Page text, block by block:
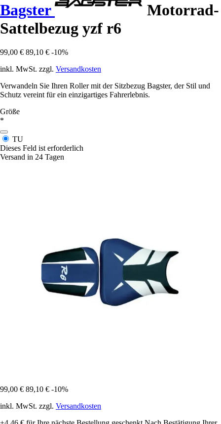
Bagster
Motorrad-
Sattelbezug yzf r6
99,00 € 89,10 € -10%
inkl. MwSt. zzgl. Versandkosten
Verwandeln Sie Ihren Roller mit der Sitzbezug Bagster, der Stil und
Schutz vereint für ein einzigartiges Fahrerlebnis.
Größe
*
TU
Dieses Feld ist erforderlich
Versand in 24 Tagen
99,00 € 89,10 € -10%
inkl. MwSt. zzgl. Versandkosten